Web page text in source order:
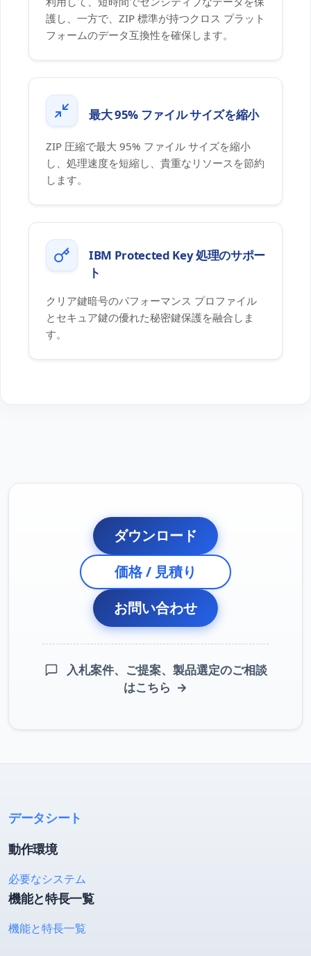
護し、一方で、ZIP 標準が持つクロス プラット
フォームのデータ互換性を確保します。
最大 95% ファイル サイズを縮小
ZIP 圧縮で最大 95% ファイル サイズを縮小
し、処理速度を短縮し、貴重なリソースを節約
します。
IBM Protected Key 処理のサポー
ト
クリア鍵暗号のパフォーマンス プロファイル
とセキュア鍵の優れた秘密鍵保護を融合しま
す。
ダウンロード
価格 / 見積り
お問い合わせ
入札案件、ご提案、製品選定のご相談
はこちら →
データシート
動作環境
必要なシステム
機能と特長一覧
機能と特長一覧